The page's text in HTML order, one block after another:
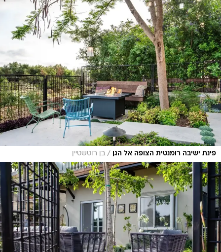
פינת ישיבה רומנטית הצופה אל הגן / בן רוטשטיין